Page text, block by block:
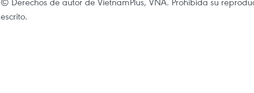
escrito.